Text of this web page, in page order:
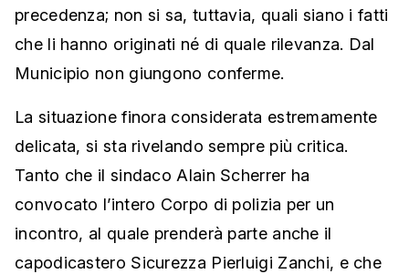
precedenza; non si sa, tuttavia, quali siano i fatti
che li hanno originati né di quale rilevanza. Dal
Municipio non giungono conferme.
La situazione finora considerata estremamente
delicata, si sta rivelando sempre più critica.
Tanto che il sindaco Alain Scherrer ha
convocato l’intero Corpo di polizia per un
incontro, al quale prenderà parte anche il
capodicastero Sicurezza Pierluigi Zanchi, e che